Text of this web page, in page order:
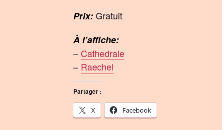
Prix:Gratuit
À l’affiche:
– Cathedrale
– Raechel
Partager :
X Facebook